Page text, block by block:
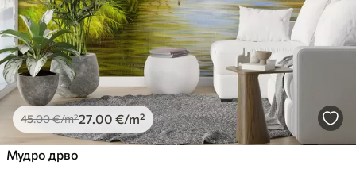
45.00€/m²27 .00 €/m²
Мудро дрво